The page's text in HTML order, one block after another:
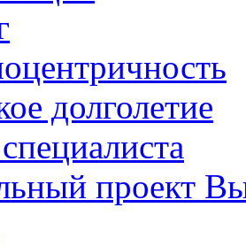
долголетие
проект